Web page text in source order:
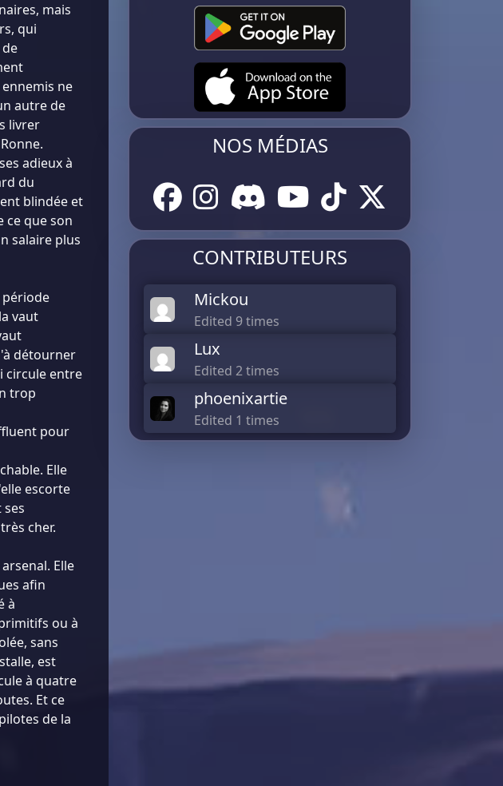
mais
qui
ne
autre de
livrer
adieux à
du
blindée et
ce que son
salaire plus
période
vaut
détourner
circule entre
trop
pour
Elle
escorte
ses
cher.
Elle
afin
à
ou à
sans
est
à quatre
Et ce
de la
NOS MÉDIAS
CONTRIBUTEURS
Mickou
Edited 9 times
Lux
Edited 2 times
phoenixartie
Edited 1 times